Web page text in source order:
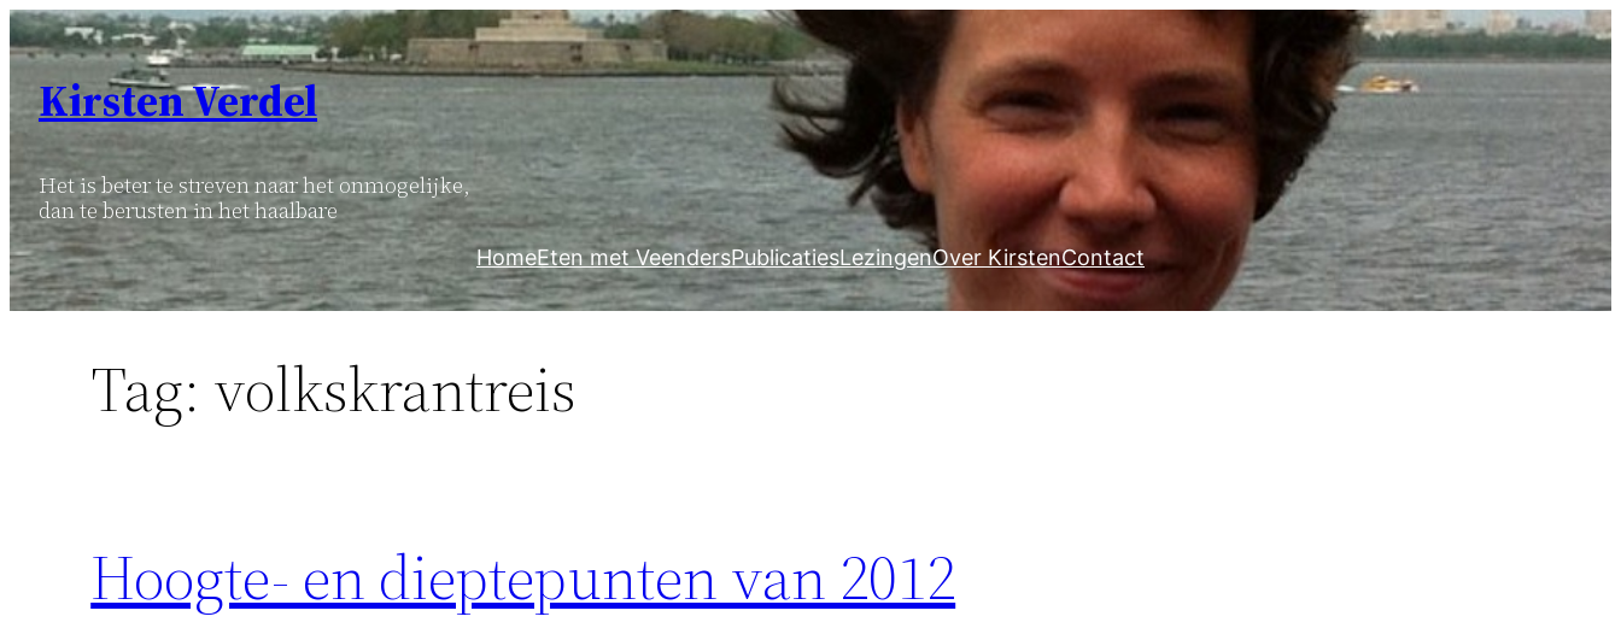
Ga
naar
inhoud
Kirsten Verdel
Het is beter te streven naar het onmogelijke,
dan te berusten in het haalbare
HomeEten met VeendersPublicatiesLezingenOver KirstenContact
Tag: volkskrantreis
Hoogte- en dieptepunten van 2012